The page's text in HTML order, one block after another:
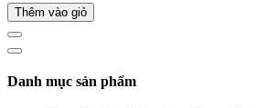
Thêm vào giỏ
Danh mục sản phẩm